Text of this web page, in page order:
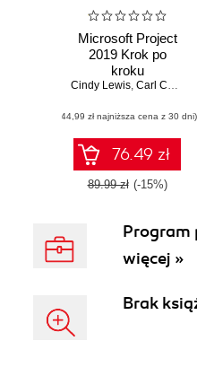
Microsoft Project
2019 Krok po
kroku
Cindy Lewis, Carl Chatfield
(44,99 zł najniższa cena z 30 dni)
76.49 zł
89.99 zł (-15%)
Program
więcej »
Brak